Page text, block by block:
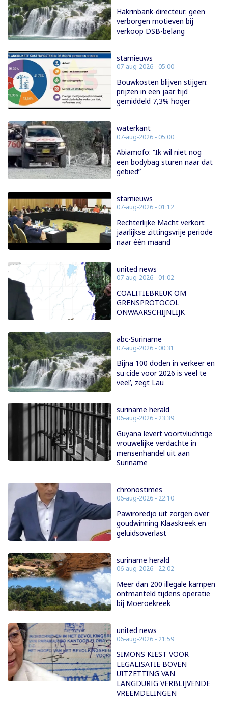
Hakrinbank-directeur: geen
verborgen motieven bij
verkoop DSB-belang
starnieuws
07-aug-2026 - 05:00
Bouwkosten blijven stijgen:
prijzen in een jaar tijd
gemiddeld 7,3% hoger
waterkant
07-aug-2026 - 05:00
Abiamofo: “Ik wil niet nog
een bodybag sturen naar dat
gebied”
starnieuws
07-aug-2026 - 01:12
Rechterlijke Macht verkort
jaarlijkse zittingsvrije periode
naar één maand
united news
07-aug-2026 - 01:02
COALITIEBREUK OM
GRENSPROTOCOL
ONWAARSCHIJNLIJK
abc-Suriname
07-aug-2026 - 00:31
Bijna 100 doden in verkeer en
suïcide voor 2026 is veel te
veel’, zegt Lau
suriname herald
06-aug-2026 - 23:39
Guyana levert voortvluchtige
vrouwelijke verdachte in
mensenhandel uit aan
Suriname
chronostimes
06-aug-2026 - 22:10
Pawiroredjo uit zorgen over
goudwinning Klaaskreek en
geluidsoverlast
suriname herald
06-aug-2026 - 22:02
Meer dan 200 illegale kampen
ontmanteld tijdens operatie
bij Moeroekreek
united news
06-aug-2026 - 21:59
SIMONS KIEST VOOR
LEGALISATIE BOVEN
UITZETTING VAN
LANGDURIG VERBLIJVENDE
VREEMDELINGEN